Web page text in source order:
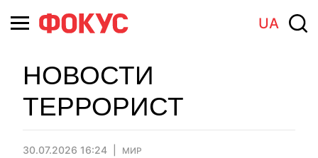
UA
НОВОСТИ
ТЕРРОРИСТ
30.07.2026 16:24 МИР